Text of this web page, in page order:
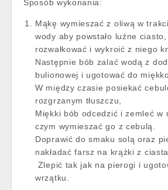
Sposób wykonania:
Mąkę wymieszać z oliwą w
wody aby powstało luźne
rozwałkować i wykroić z niego
Następnie bób zalać wodą z
bulionowej i ugotować do
W między czasie posiekać
rozgrzanym tłuszczu,
Miękki bób odcedzić i zemleć w
czym wymieszać go z cebulą.
Doprawić do smaku solą oraz
nakładać farsz na krążki z ciasta.
Zlepić tak jak na pierogi i
wrzątku.